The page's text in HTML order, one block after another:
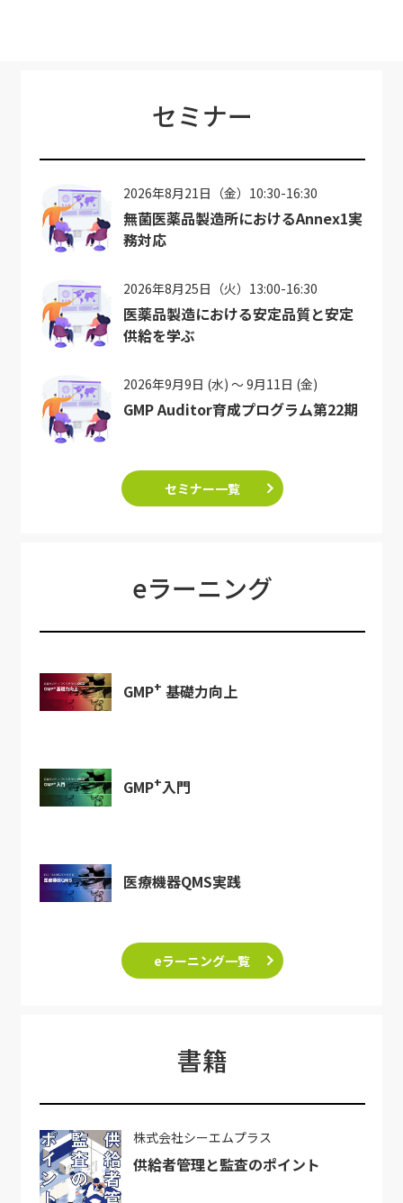
セミナー
2026年8月21日（金）10:30-16:30
無菌医薬品製造所におけるAnnex1実
務対応
2026年8月25日（火）13:00-16:30
医薬品製造における安定品質と安定
供給を学ぶ
2026年9月9日 (水) ～ 9月11日 (金)
GMP Auditor育成プログラム第22期
セミナー一覧
eラーニング
GMP+ 基礎力向上
GMP+入門
医療機器QMS実践
eラーニング一覧
書籍
株式会社シーエムプラス
供給者管理と監査のポイント